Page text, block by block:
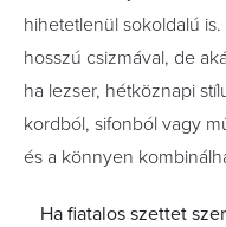
hihetetlenül sokoldalú
hosszú csizmával, de
ha lezser, hétköznapi
kordból, sifonból vagy
és a könnyen
Ha fiatalos szettet